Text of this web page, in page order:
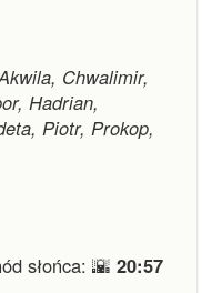
Chwalimir,
Hadrian,
Piotr, Prokop,
słońca: 🌇 20:57